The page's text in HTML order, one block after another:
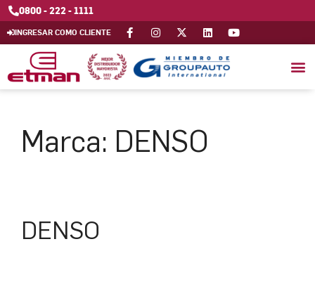
0800 - 222 - 1111
INGRESAR COMO CLIENTE
Marca: DENSO
DENSO